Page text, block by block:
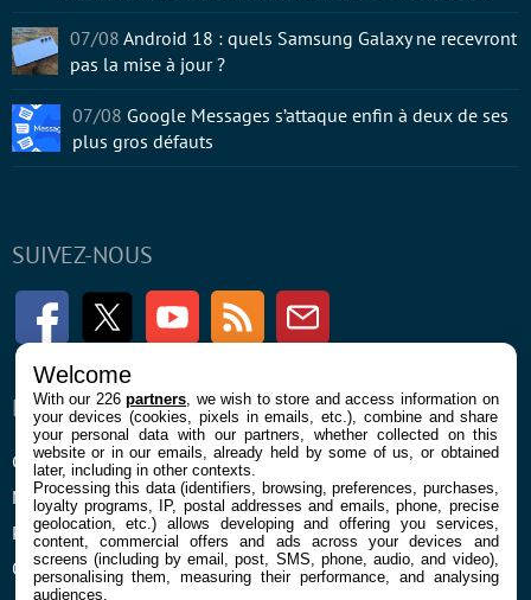
SUIVEZ-NOUS
FacebookTwitter Youtube RSS Newsletter
ENTREPRISE
Confidentialité et Cookies
Mentions légales et CGU
Préférences Cookies
Qui sommes nous
À PROPOS
Contact
07/08 Android 18 : quels Samsung Galaxy ne recevront
pas la mise à jour ?
07/08 Google Messages s’attaque enfin à deux de ses
plus gros défauts
Welcome
With our 226partners , we wish to store and access information on
your devices (cookies, pixels in emails, etc.), combine and share
your personal data with our partners, whether collected on this
website or in our emails, already held by some of us, or obtained
later, including in other contexts.
Processing this data (identifiers, browsing, preferences, purchases,
loyalty programs, IP, postal addresses and emails, phone, precise
geolocation, etc.) allows developing and offering you services,
content, commercial offers and ads across your devices and
screens (including by email, post, SMS, phone, audio, and video),
personalising them, measuring their performance, and analysing
audiences.